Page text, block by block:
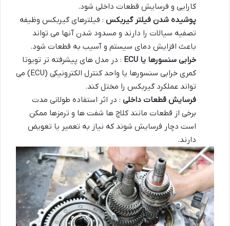
کارایی و فرسایش قطعات داخلی شود.
پوشیده شدن فیلتر گیربکس : فیلترهای گیربکس وظیفه
تصفیه سیالات را دارند و مسدود شدن آنها می تواند
باعث افزایش دمای سیستم و آسیب به قطعات شود.
خرابی سنسورها یا
: در مدل های پیشرفته تر تویوتا
کمری خرابی سنسورها یا واحد کنترل الکترونیکی (ECU) می
تواند عملکرد گیربکس را مختل کند.
فرسایش قطعات داخلی : در اثر استفاده طولانی مدت
برخی از قطعات مانند کلاچ ها شفت ها و ترمزها ممکن
است دچار فرسایش شوند که نیاز به تعمیر یا تعویض
دارند.